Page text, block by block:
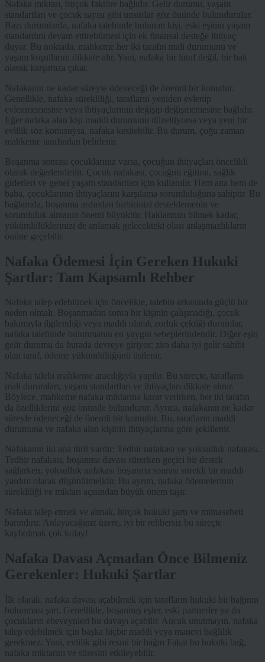
Nafaka miktarı, birçok faktöre bağlıdır. Gelir durumu, yaşam
standartları ve çocuk sayısı gibi unsurlar göz önünde bulundurulur.
Bazı durumlarda, nafaka talebinde bulunan kişi, eski eşinin yaşam
standardını devam ettirebilmesi için ek finansal desteğe ihtiyaç
duyar. Bu noktada, mahkeme her iki tarafın mali durumunu ve
yaşam koşullarını dikkate alır. Yani, nafaka bir lütuf değil, bir hak
olarak karşımıza çıkar.
Nafakanın ne kadar süreyle ödeneceği de önemli bir konudur.
Genellikle, nafaka sürekliliği, tarafların yeniden evlenip
evlenmemesine veya ihtiyaçlarının değişip değişmemesine bağlıdır.
Eğer nafaka alan kişi maddi durumunu düzeltiyorsa veya yeni bir
evlilik söz konusuysa, nafaka kesilebilir. Bu durum, çoğu zaman
mahkeme tarafından belirlenir.
Boşanma sonrası çocuklarınız varsa, çocuğun ihtiyaçları öncelikli
olarak değerlendirilir. Çocuk nafakası, çocuğun eğitimi, sağlık
giderleri ve genel yaşam standartları için kullanılır. Hem ana hem de
baba, çocuklarının ihtiyaçlarını karşılama sorumluluğuna sahiptir. Bu
bağlamda, boşanma ardından birbirinizi desteklemenin ve
sorumluluk almanın önemi büyüktür. Haklarınızı bilmek kadar,
yükümlülüklerinizi de anlamak gelecekteki olası anlaşmazlıkların
önüne geçebilir.
Nafaka Ödemesi İçin Gereken Hukuki
Şartlar: Tam Kapsamlı Rehber
Nafaka talep edebilmek için öncelikle, talebin arkasında güçlü bir
neden olmalı. Boşanmadan sonra bir kişinin çalışmadığı, çocuk
bakımıyla ilgilendiği veya maddi olarak zorluk çektiği durumlar,
nafaka talebinde bulunmanın en yaygın sebeplerindendir. Diğer eşin
gelir durumu da burada devreye giriyor; zira daha iyi gelir sahibi
olan taraf, ödeme yükümlülüğünü üstlenir.
Nafaka talebi mahkeme aracılığıyla yapılır. Bu süreçte, tarafların
mali durumları, yaşam standartları ve ihtiyaçları dikkate alınır.
Böylece, mahkeme nafaka miktarına karar verirken, her iki tarafın
da özelliklerini göz önünde bulundurur. Ayrıca, nafakanın ne kadar
süreyle ödeneceği de önemli bir konudur. Bu, tarafların maddi
durumuna ve nafaka alan kişinin ihtiyaçlarına göre şekillenir.
Nafakanın iki ana türü vardır: Tedbir nafakası ve yoksulluk nafakası.
Tedbir nafakası, boşanma davası sürerken geçici bir destek
sağlarken, yoksulluk nafakası boşanma sonrası sürekli bir maddi
yardım olarak düşünülmelidir. Bu ayrım, nafaka ödemelerinin
sürekliliği ve miktarı açısından büyük önem taşır.
Nafaka talep etmek ve almak, birçok hukuki şartı ve münasebeti
barındırır. Anlayacağınız üzere, iyi bir rehbersiz bu süreçte
kaybolmak çok kolay!
Nafaka Davası Açmadan Önce Bilmeniz
Gerekenler: Hukuki Şartlar
İlk olarak, nafaka davası açabilmek için tarafların hukuki bir bağının
bulunması şart. Genellikle, boşanmış eşler, eski partnerler ya da
çocukların ebeveynleri bu davayı açabilir. Ancak unutmayın, nafaka
talep edebilmek için başka hiçbir maddi veya manevi bağlılık
gerekmez. Yani, evlilik gibi resmi bir bağın Fakat bu hukuki bağ,
nafaka miktarını ve süresini etkileyebilir.